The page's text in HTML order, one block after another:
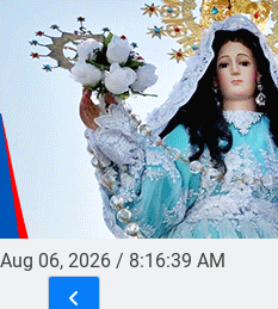
Aug 06, 2026 / 8:16:39 AM